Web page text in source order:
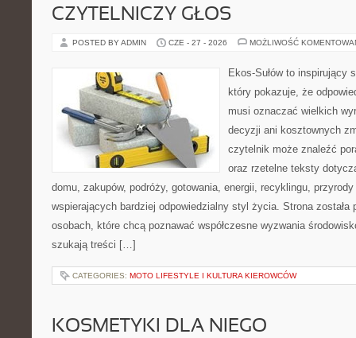
CZYTELNICZY GŁOS
POSTED BY ADMIN CZE - 27 - 2026 MOŻLIWOŚĆ
Ekos-Sułów to inspirujący
który pokazuje, że
musi oznaczać wielkich
decyzji ani kosztownych
czytelnik może znaleźć
oraz rzetelne teksty
domu, zakupów, podróży, gotowania, energii, recyklingu,
wspierających bardziej odpowiedzialny styl życia. Strona została
osobach, które chcą poznawać współczesne wyzwania
szukają treści […]
CATEGORIES: MOTO LIFESTYLE I KULTURA KIEROWCÓW
KOSMETYKI DLA NIEGO